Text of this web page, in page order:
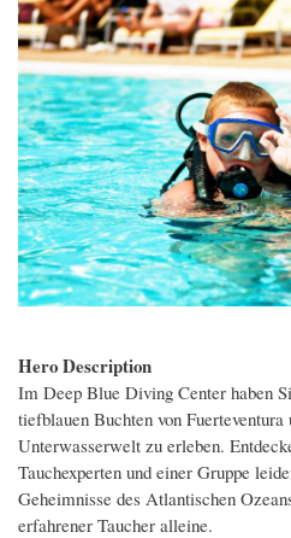
Hero Description
Im Deep Blue Diving Center haben
tiefblauen Buchten von Fuerteventura
Unterwasserwelt zu erleben.
Tauchexperten und einer Gruppe
Geheimnisse des Atlantischen
erfahrener Taucher alleine.